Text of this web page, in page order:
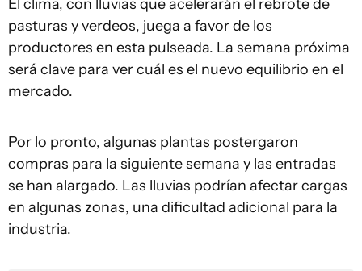
El clima, con lluvias que acelerarán el rebrote de
pasturas y verdeos, juega a favor de los
productores en esta pulseada. La semana próxima
será clave para ver cuál es el nuevo equilibrio en el
mercado.
Por lo pronto, algunas plantas postergaron
compras para la siguiente semana y las entradas
se han alargado. Las lluvias podrían afectar cargas
en algunas zonas, una dificultad adicional para la
industria.